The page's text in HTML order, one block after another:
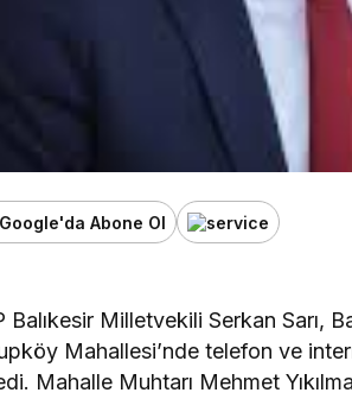
Google'da Abone Ol
Balıkesir Milletvekili Serkan Sarı,
Mahallesi’nde telefon ve
Mahalle Muhtarı Mehmet